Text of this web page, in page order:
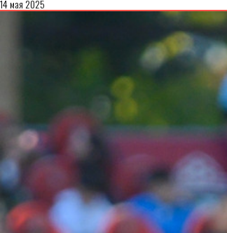
14 мая 2025